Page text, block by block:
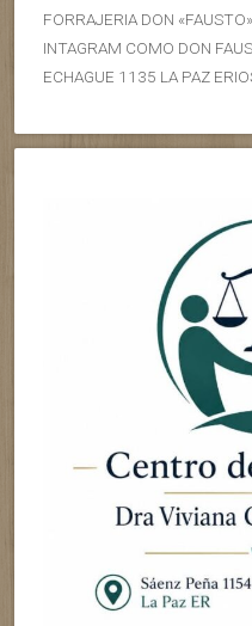
FORRAJERIA DON
INTAGRAM COMO DON
ECHAGUE 1135 LA PAZ